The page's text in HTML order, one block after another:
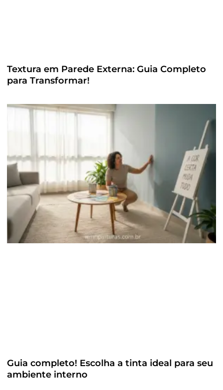
Textura em Parede Externa: Guia Completo
para Transformar!
Guia completo! Escolha a tinta ideal para seu
ambiente interno